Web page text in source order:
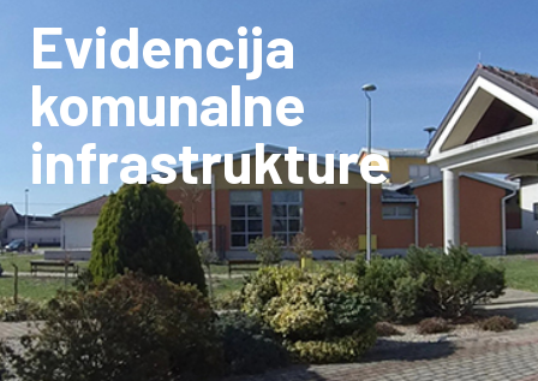
Evidencija
komunalne
infrastrukture